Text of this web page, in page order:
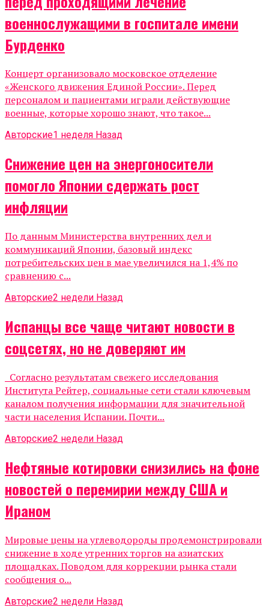
военнослужащими в госпитале имени
Бурденко
Концерт организовало московское отделение
«Женского движения Единой России». Перед
персоналом и пациентами играли действующие
военные, которые хорошо знают, что такое...
Авторские1 неделя Назад
Снижение цен на энергоносители
помогло Японии сдержать рост
инфляции
По данным Министерства внутренних дел и
коммуникаций Японии, базовый индекс
потребительских цен в мае увеличился на 1,4% по
сравнению с...
Авторские2 недели Назад
Испанцы все чаще читают новости в
соцсетях, но не доверяют им
Согласно результатам свежего исследования
Института Рейтер, социальные сети стали ключевым
каналом получения информации для значительной
части населения Испании. Почти...
Авторские2 недели Назад
Нефтяные котировки снизились на фоне
новостей о перемирии между США и
Ираном
Мировые цены на углеводороды продемонстрировали
снижение в ходе утренних торгов на азиатских
площадках. Поводом для коррекции рынка стали
сообщения о...
Авторские2 недели Назад